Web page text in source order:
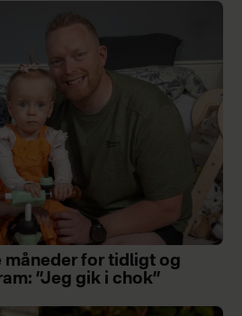
måneder for tidligt og
”Jeg gik i chok”